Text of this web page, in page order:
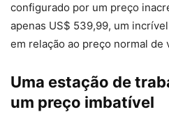
configurado por um preço
apenas US$ 539,99, um
em relação ao preço normal de
Uma estação de
um preço imbatível